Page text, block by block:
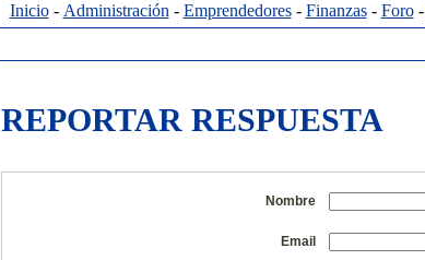
Inicio- Administración - Emprendedores- Finanzas- Foro-
REPORTAR RESPUESTA
Nombre
Email